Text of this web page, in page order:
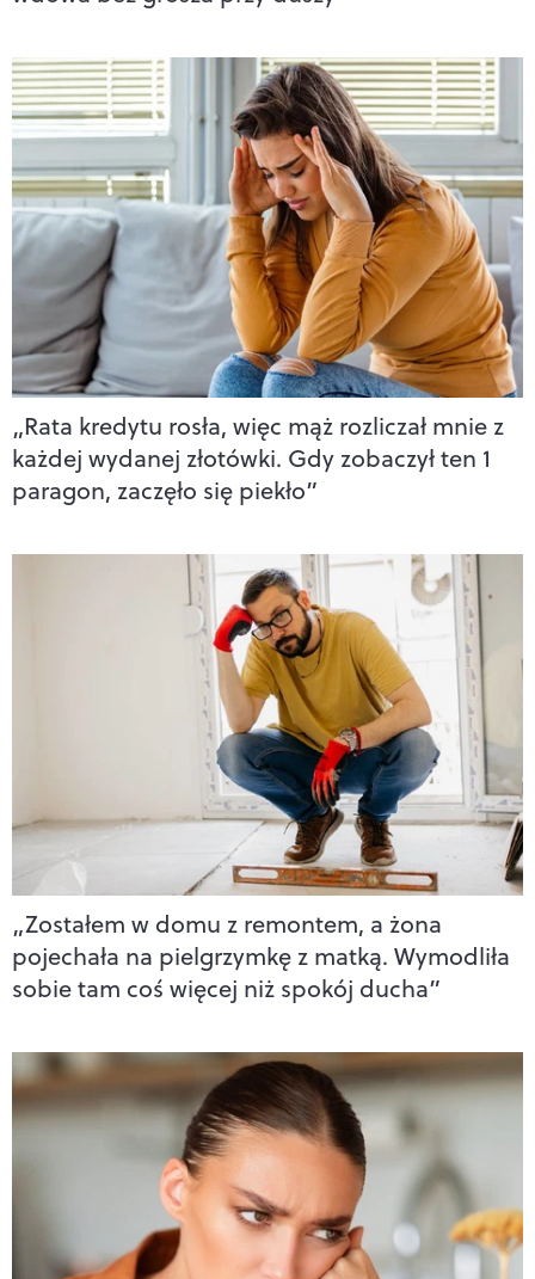
„Rata kredytu rosła, więc mąż rozliczał mnie z
każdej wydanej złotówki. Gdy zobaczył ten 1
paragon, zaczęło się piekło”
„Zostałem w domu z remontem, a żona
pojechała na pielgrzymkę z matką. Wymodliła
sobie tam coś więcej niż spokój ducha”